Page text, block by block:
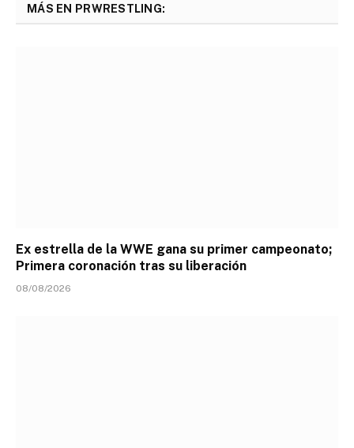
MÁS EN PRWRESTLING:
Ex estrella de la WWE gana su primer campeonato;
Primera coronación tras su liberación
08/08/2026